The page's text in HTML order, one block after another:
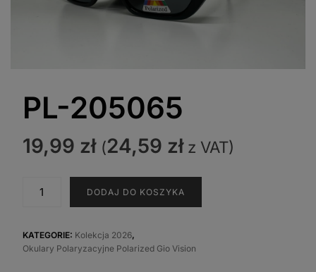
PL-205065
19,99 zł (24,59 złz VAT)
DODAJ DO KOSZYKA
KATEGORIE: Kolekcja 2026,
Okulary Polaryzacyjne Polarized Gio Vision